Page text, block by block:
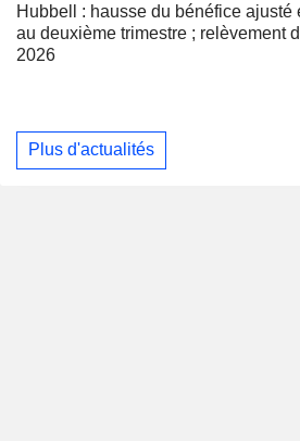
Hubbell : hausse du bénéfice ajusté
au deuxième trimestre ; relèvement
2026
Plus d'actualités